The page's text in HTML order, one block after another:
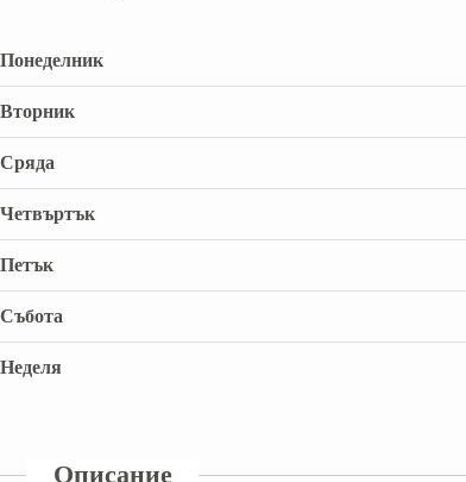
Понеделник
Вторник
Сряда
Четвъртък
Петък
Събота
Неделя
Описание